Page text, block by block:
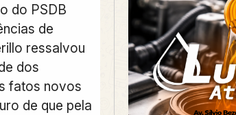
do PSDB
de
ressalvou
dos
fatos novos
de que pela